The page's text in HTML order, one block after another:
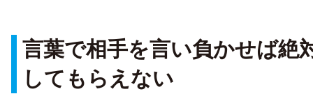
言葉で相手を言い負かせば絶
してもらえない